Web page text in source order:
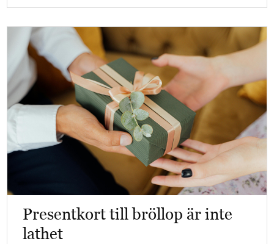
Presentkort till bröllop är inte
lathet